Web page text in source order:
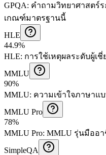
GPQA: คำถามวิทยาศาสตร์
เกณฑ์มาตรฐานนี้
HLE
44.9%
HLE: การใช้เหตุผลระดับผู้เ
MMLU
90%
MMLU: ความเข้าใจภาษา
MMLU Pro
78%
MMLU Pro: MMLU รุ่นมืออ
SimpleQA